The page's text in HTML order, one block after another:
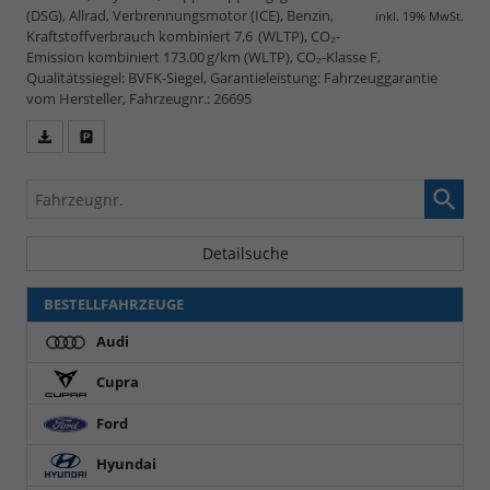
inkl. 19% MwSt.
(DSG), Allrad, Verbrennungsmotor (ICE), Benzin,
Kraftstoffverbrauch kombiniert 7,6 (WLTP), CO₂-
Emission kombiniert 173.00 g/km (WLTP), CO₂-Klasse F,
Qualitätssiegel: BVFK-Siegel, Garantieleistung: Fahrzeuggarantie
vom Hersteller, Fahrzeugnr.: 26695
PDF
speichern/drucken
vergleichen
Fahrzeugnr.
Detailsuche
BESTELLFAHRZEUGE
Audi
Cupra
Ford
Hyundai